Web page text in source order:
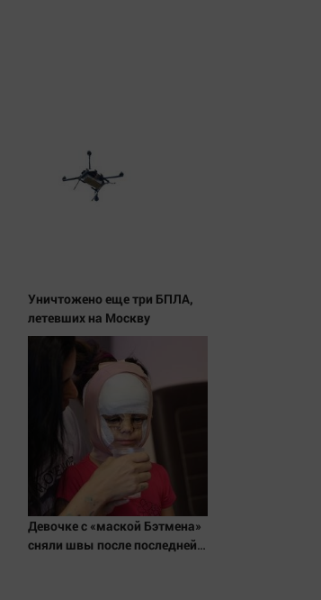
Уничтожено еще три БПЛА,
летевших на Москву
Девочке с «маской Бэтмена»
сняли швы после последней